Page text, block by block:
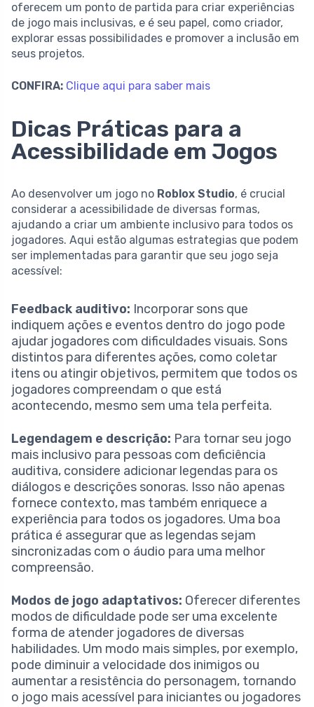
oferecem um ponto de partida para criar experiências
de jogo mais inclusivas, e é seu papel, como criador,
explorar essas possibilidades e promover a inclusão em
seus projetos.
CONFIRA: Clique aqui para saber mais
Dicas Práticas para a
Acessibilidade em Jogos
Ao desenvolver um jogo no Roblox Studio, é crucial
considerar a acessibilidade de diversas formas,
ajudando a criar um ambiente inclusivo para todos os
jogadores. Aqui estão algumas estrategias que podem
ser implementadas para garantir que seu jogo seja
acessível:
Feedback auditivo: Incorporar sons que
indiquem ações e eventos dentro do jogo pode
ajudar jogadores com dificuldades visuais. Sons
distintos para diferentes ações, como coletar
itens ou atingir objetivos, permitem que todos os
jogadores compreendam o que está
acontecendo, mesmo sem uma tela perfeita.
Legendagem e descrição: Para tornar seu jogo
mais inclusivo para pessoas com deficiência
auditiva, considere adicionar legendas para os
diálogos e descrições sonoras. Isso não apenas
fornece contexto, mas também enriquece a
experiência para todos os jogadores. Uma boa
prática é assegurar que as legendas sejam
sincronizadas com o áudio para uma melhor
compreensão.
Modos de jogo adaptativos: Oferecer diferentes
modos de dificuldade pode ser uma excelente
forma de atender jogadores de diversas
habilidades. Um modo mais simples, por exemplo,
pode diminuir a velocidade dos inimigos ou
aumentar a resistência do personagem, tornando
o jogo mais acessível para iniciantes ou jogadores